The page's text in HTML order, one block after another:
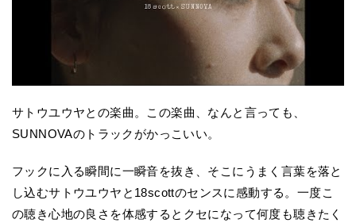
サトウユウヤとの楽曲。この楽曲、なんと言っても、
SUNNOVAのトラックがかっこいい。
フックに入る瞬間に一瞬音を抜き、そこにうまく言葉を落と
し込むサトウユウヤと18scottのセンスに感動する。一度こ
の聴き心地の良さを体感するとクセになって何度も聴きたく